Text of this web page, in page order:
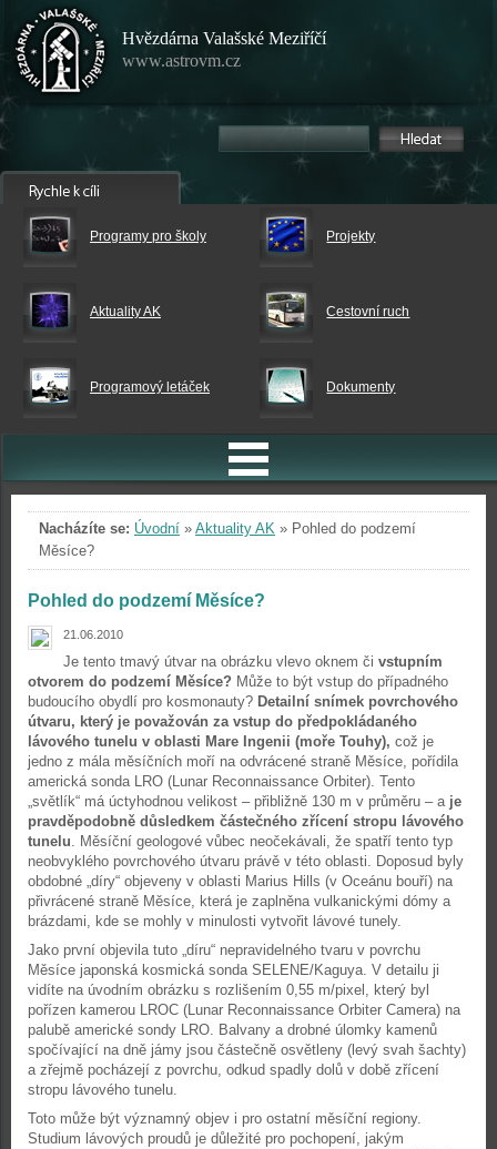
Hvězdárna Valašské Meziříčí
www.astrovm.cz
Programy pro školy Projekty
Aktuality AK Cestovní ruch
Programový letáček Dokumenty
Nacházíte se: Úvodní » Aktuality AK » Pohled do podzemí
Měsíce?
Pohled do podzemí Měsíce?
21.06.2010
Je tento tmavý útvar na obrázku vlevo oknem či vstupním
otvorem do podzemí Měsíce? Může to být vstup do případného
budoucího obydlí pro kosmonauty? Detailní snímek povrchového
útvaru, který je považován za vstup do předpokládaného
lávového tunelu v oblasti Mare Ingenii (moře Touhy), což je
jedno z mála měsíčních moří na odvrácené straně Měsíce, pořídila
americká sonda LRO (Lunar Reconnaissance Orbiter). Tento
„světlík“ má úctyhodnou velikost – přibližně 130 m v průměru – a je
pravděpodobně důsledkem částečného zřícení stropu lávového
tunelu. Měsíční geologové vůbec neočekávali, že spatří tento typ
neobvyklého povrchového útvaru právě v této oblasti. Doposud byly
obdobné „díry“ objeveny v oblasti Marius Hills (v Oceánu bouří) na
přivrácené straně Měsíce, která je zaplněna vulkanickými dómy a
brázdami, kde se mohly v minulosti vytvořit lávové tunely.
Jako první objevila tuto „díru“ nepravidelného tvaru v povrchu
Měsíce japonská kosmická sonda SELENE/Kaguya. V detailu ji
vidíte na úvodním obrázku s rozlišením 0,55 m/pixel, který byl
pořízen kamerou LROC (Lunar Reconnaissance Orbiter Camera) na
palubě americké sondy LRO. Balvany a drobné úlomky kamenů
spočívající na dně jámy jsou částečně osvětleny (levý svah šachty)
a zřejmě pocházejí z povrchu, odkud spadly dolů v době zřícení
stropu lávového tunelu.
Toto může být významný objev i pro ostatní měsíční regiony.
Studium lávových proudů je důležité pro pochopení, jakým